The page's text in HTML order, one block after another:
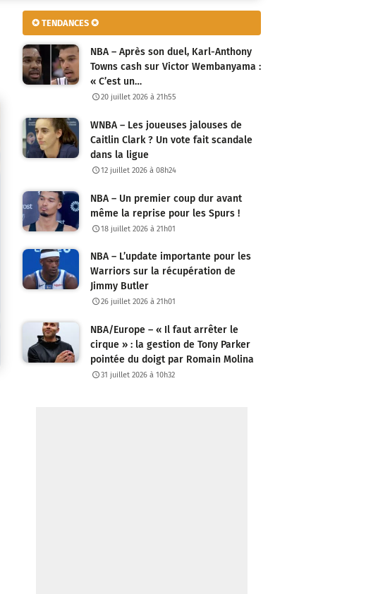
✪ TENDANCES ✪
NBA – Après son duel, Karl-Anthony
Towns cash sur Victor Wembanyama :
« C’est un…
20 juillet 2026 à 21h55
WNBA – Les joueuses jalouses de
Caitlin Clark ? Un vote fait scandale
dans la ligue
12 juillet 2026 à 08h24
NBA – Un premier coup dur avant
même la reprise pour les Spurs !
18 juillet 2026 à 21h01
NBA – L’update importante pour les
Warriors sur la récupération de
Jimmy Butler
26 juillet 2026 à 21h01
NBA/Europe – « Il faut arrêter le
cirque » : la gestion de Tony Parker
pointée du doigt par Romain Molina
31 juillet 2026 à 10h32